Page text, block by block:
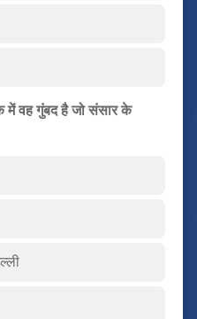
में वह गुंबद है जो संसार के